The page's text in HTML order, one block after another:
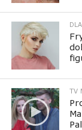
TV